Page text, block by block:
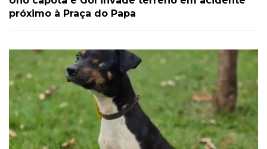
próximo à Praça do Papa